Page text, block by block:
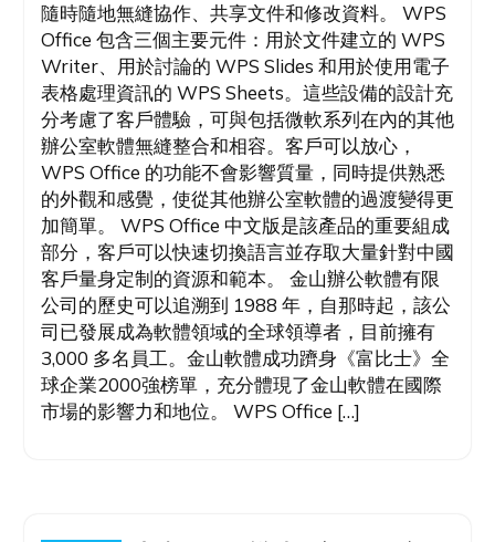
隨時隨地無縫協作、共享文件和修改資料。 WPS
Office 包含三個主要元件：用於文件建立的 WPS
Writer、用於討論的 WPS Slides 和用於使用電子
表格處理資訊的 WPS Sheets。這些設備的設計充
分考慮了客戶體驗，可與包括微軟系列在內的其他
辦公室軟體無縫整合和相容。客戶可以放心，
WPS Office 的功能不會影響質量，同時提供熟悉
的外觀和感覺，使從其他辦公室軟體的過渡變得更
加簡單。 WPS Office 中文版是該產品的重要組成
部分，客戶可以快速切換語言並存取大量針對中國
客戶量身定制的資源和範本。 金山辦公軟體有限
公司的歷史可以追溯到 1988 年，自那時起，該公
司已發展成為軟體領域的全球領導者，目前擁有
3,000 多名員工。金山軟體成功躋身《富比士》全
球企業2000強榜單，充分體現了金山軟體在國際
市場的影響力和地位。 WPS Office […]